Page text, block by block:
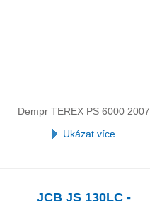
Dempr TEREX PS 6000 2007
Ukázat více
JCB JS 130LC -